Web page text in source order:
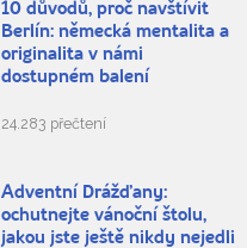
10 důvodů, proč navštívit
Berlín: německá mentalita a
originalita v námi
dostupném balení
24.283 přečtení
Adventní Drážďany:
ochutnejte vánoční štolu,
jakou jste ještě nikdy nejedli